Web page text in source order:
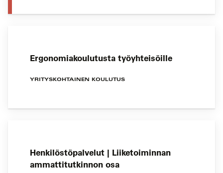
Ergonomiakoulutusta työyhteisöille
YRITYSKOHTAINEN KOULUTUS
Henkilöstöpalvelut | Liiketoiminnan
ammattitutkinnon osa